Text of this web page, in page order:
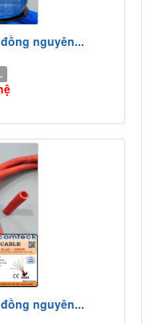
nguyên...
nguyên...